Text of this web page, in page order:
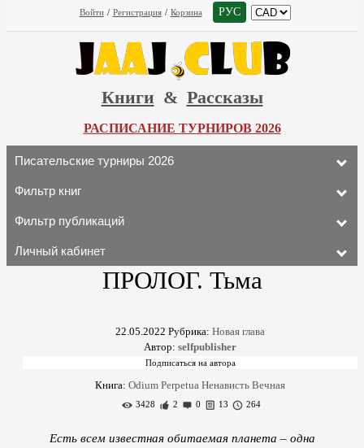
Войти / Регистрация / Корзина РУС
Книги & Рассказы
РАСПИСАНИЕ ТУРНИРОВ 2026
Писательские турниры 2026
Фильтр книг
Фильтр публикаций
Личный кабинет
ПРОЛОГ. Тьма
22.05.2022 Рубрика: Новая глава
Автор: selfpublisher
Книга: Odium Perpetua Ненависть Вечная
3428 2 0 13 264
Есть всем известная обитаемая планета – одна